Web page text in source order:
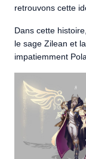
retrouvons cette
Dans cette
le sage Zilean et
impatiemment